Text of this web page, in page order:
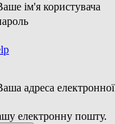
ім'я користувача
адреса
електронну пошту.